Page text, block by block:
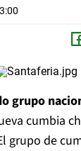
grupo
cumbia
grupo de